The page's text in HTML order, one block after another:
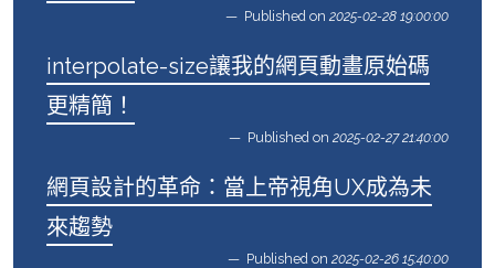
Published on 2025-02-28 19:00:00
interpolate-size讓我的網頁動畫原始碼
更精簡！
Published on 2025-02-27 21:40:00
網頁設計的革命：當上帝視角UX成為未
來趨勢
Published on 2025-02-26 15:40:00